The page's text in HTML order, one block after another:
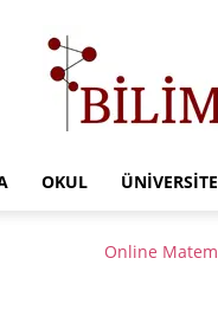
OKUL ÜNIVERSITE